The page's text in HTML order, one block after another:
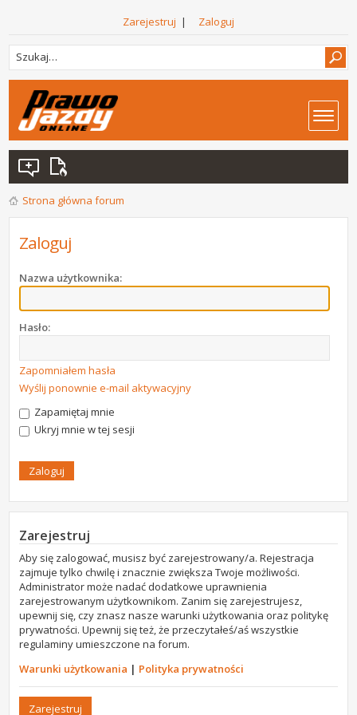
Zarejestruj | Zaloguj
Strona główna forum
Zaloguj
Nazwa użytkownika:
Hasło:
Zapomniałem hasła
Wyślij ponownie e-mail aktywacyjny
Zapamiętaj mnie
Ukryj mnie w tej sesji
Zarejestruj
Aby się zalogować, musisz być zarejestrowany/a. Rejestracja
zajmuje tylko chwilę i znacznie zwiększa Twoje możliwości.
Administrator może nadać dodatkowe uprawnienia
zarejestrowanym użytkownikom. Zanim się zarejestrujesz,
upewnij się, czy znasz nasze warunki użytkowania oraz politykę
prywatności. Upewnij się też, że przeczytałeś/aś wszystkie
regulaminy umieszczone na forum.
Warunki użytkowania | Polityka prywatności
Zarejestruj